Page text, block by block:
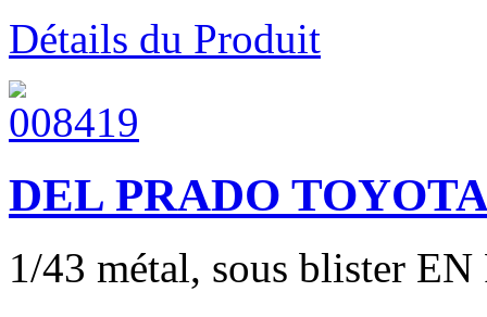
Détails du Produit
DEL PRADO
1/43 métal, sous blister